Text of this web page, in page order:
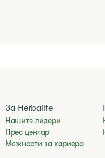
За Herbalife
Нашите лидери
Прес центар
Можности за кариера